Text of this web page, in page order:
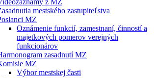
z MZ
mestského zastupiteľstva
MZ
Oznámenie funkcií, zamestnaní, činností a
majetkových pomerov verejných
funkcionárov
zasadnutí MZ
MZ
Výbor mestskej časti